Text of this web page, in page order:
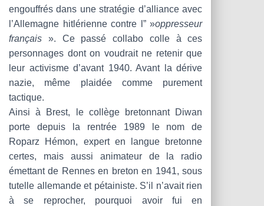
engouffrés dans une stratégie d’alliance avec
l’Allemagne hitlérienne contre l” »oppresseur
français ». Ce passé collabo colle à ces
personnages dont on voudrait ne retenir que
leur activisme d’avant 1940. Avant la dérive
nazie, même plaidée comme purement
tactique.
Ainsi à Brest, le collège bretonnant Diwan
porte depuis la rentrée 1989 le nom de
Roparz Hémon, expert en langue bretonne
certes, mais aussi animateur de la radio
émettant de Rennes en breton en 1941, sous
tutelle allemande et pétainiste. S’il n’avait rien
à se reprocher, pourquoi avoir fui en